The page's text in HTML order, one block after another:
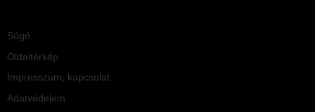
Súgó
Oldaltérkép
Impresszum, kapcsolat
Adatvédelem